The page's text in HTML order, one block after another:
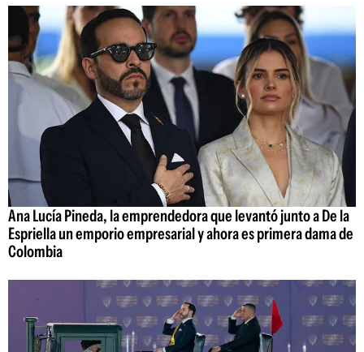
Ana Lucía Pineda, la emprendedora que levantó junto a De la
Espriella un emporio empresarial y ahora es primera dama de
Colombia